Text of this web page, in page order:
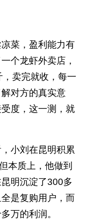
菜，盈利能力有
个龙虾外卖店，
卖完就收，每一
对方的真实意
度，这一测，就
小刘在昆明积累
本质上，他做到
明沉淀了300多
是复购用户，而
万的利润。